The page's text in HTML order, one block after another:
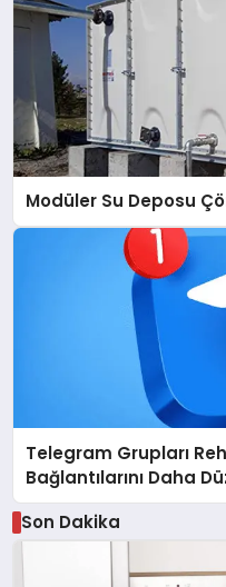
Modüler Su Deposu
Telegram Grupları
Bağlantılarını Daha
Son Dakika